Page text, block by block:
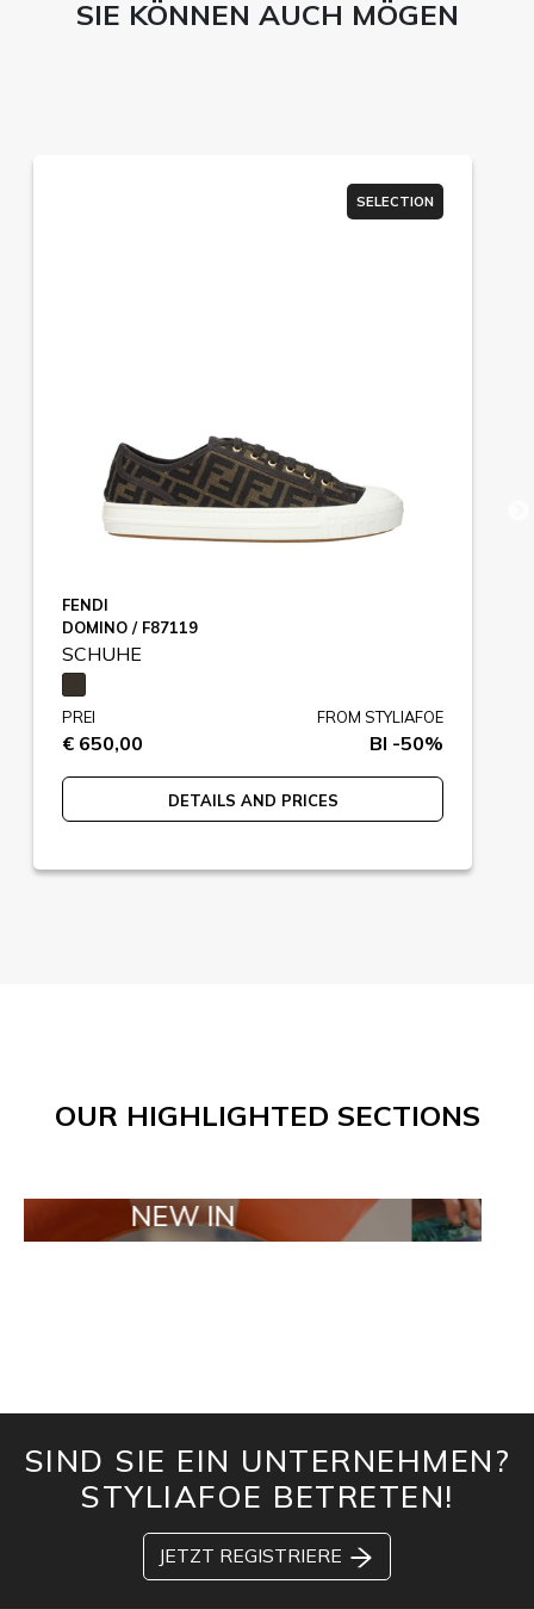
SIE KÖNNEN AUCH MÖGEN
SELECTION
FENDI
DOMINO / F87119
SCHUHE
PREI
€ 650,00
FROM STYLIAFOE
BI -50%
DETAILS AND PRICES
OUR HIGHLIGHTED SECTIONS
NEW IN TAILOR
SIND SIE EIN UNTERNEHMEN?
STYLIAFOE BETRETEN!
JETZT REGISTRIERE